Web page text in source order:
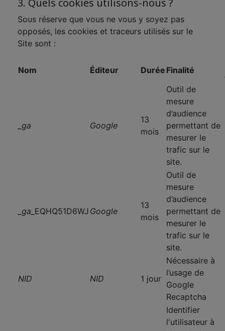
3. Quels cookies utilisons-nous ?
Sous réserve que vous ne vous y soyez pas
opposés, les cookies et traceurs utilisés sur le
Site sont :
Nom Éditeur Durée Finalité
_ga Google
13
mois
Outil de
mesure
d’audience
permettant de
mesurer le
trafic sur le
site.
_ga_ EQHQ51D6WJ Google
13
mois
Outil de
mesure
d’audience
permettant de
mesurer le
trafic sur le
site.
NID NID 1 jour
Nécessaire à
l’usage de
Google
Recaptcha
Identifier
l'utilisateur à